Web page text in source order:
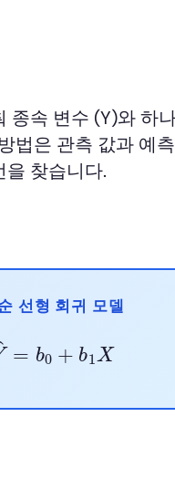
속 변수 (Y)와 하
법은 관측 값과 예
찾습니다.
선형 회귀 모델
Y b b X